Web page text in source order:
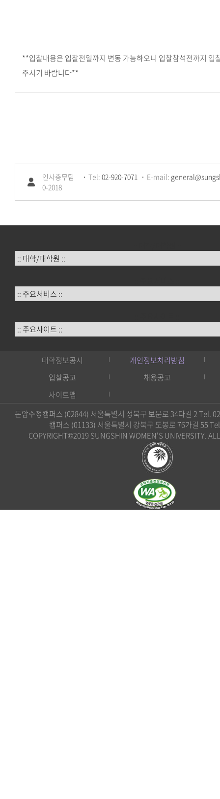
**입찰내용은 입찰전일까지 변동 가능하오니 입찰참석전까지 입
주시기 바랍니다**
인사총무팀 Tel: 02-920-7071 E-mail:
0-2018
대학정보공시
개인정보처리방침
입찰공고
채용공고
사이트맵
돈암수정캠퍼스 (02844) 서울특별시 성북구 보문로 34다길 2 Tel.
캠퍼스 (01133) 서울특별시 강북구 도봉로 76가길 55
COPYRIGHT©2019 SUNGSHIN WOMEN'S UNIVERSITY.